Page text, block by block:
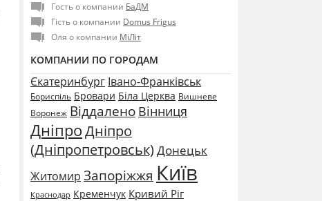
Гость о компании БаДМ
Гість о компании Domus Frigus
Оля о компании МіЛіт
КОМПАНИИ ПО ГОРОДАМ
Єкатеринбург Івано-Франківськ
Бориспіль Бровари Біла Церква Вишневе
Воронеж Віддалено Вінниця
ДніпроДніпро
(Дніпропетровськ) Донецьк
Житомир Запоріжжя Київ
Краснодар Кременчук Кривий Ріг